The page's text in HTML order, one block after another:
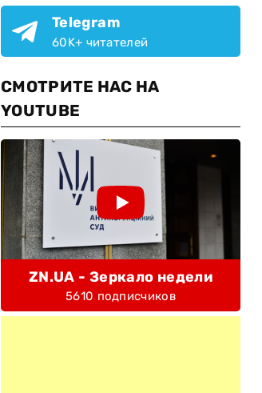
Telegram
60K+ читателей
СМОТРИТЕ НАС НА
YOUTUBE
ZN.UA - Зеркало недели
5610 подписчиков